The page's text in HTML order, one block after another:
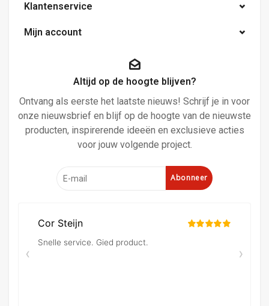
Klantenservice
Mijn account
Altijd op de hoogte blijven?
Ontvang als eerste het laatste nieuws! Schrijf je in voor
onze nieuwsbrief en blijf op de hoogte van de nieuwste
producten, inspirerende ideeën en exclusieve acties
voor jouw volgende project.
Abonneer